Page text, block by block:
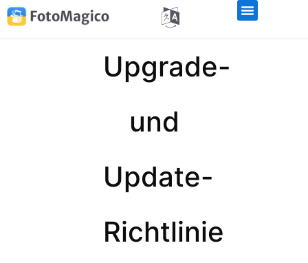
Upgrade-
und
Update-
Richtlinie